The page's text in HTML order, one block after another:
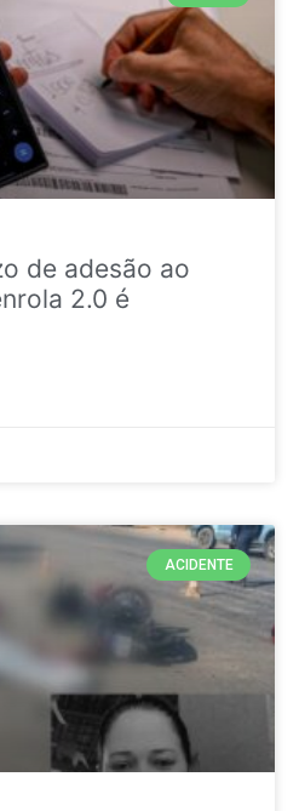
de adesão ao
2.0 é
ACIDENTE